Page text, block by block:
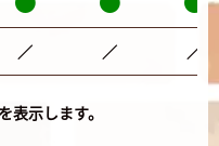
／ ／ ／
表示します。